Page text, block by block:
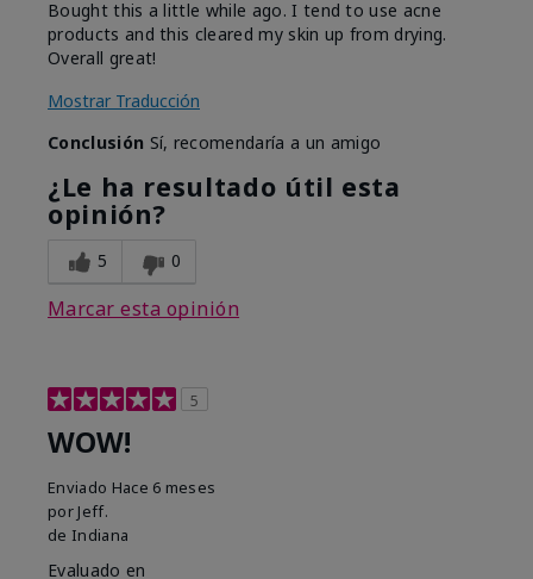
Bought this a little while ago. I tend to use acne
products and this cleared my skin up from drying.
Overall great!
Mostrar Traducción
Conclusión Sí, recomendaría a un amigo
¿Le ha resultado útil esta
opinión?
5 0
Marcar esta opinión
5
WOW!
Enviado Hace 6 meses
por Jeff.
de Indiana
Evaluado en